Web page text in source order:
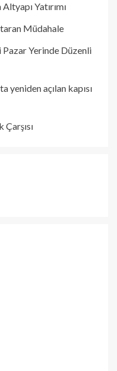
Yatırımı
Müdahale
Pazar Yerinde Düzenli
açılan kapısı